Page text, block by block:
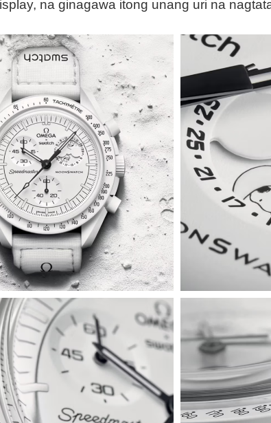
na ginagawa itong unang uri na